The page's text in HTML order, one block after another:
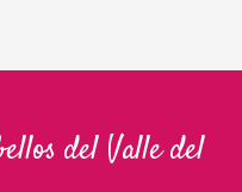
del Valle del